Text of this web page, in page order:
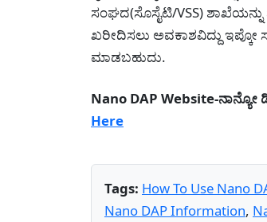
ಸಂಘದ(ಸೊಸೈಟಿ/VSS)
ಖರೀದಿಸಲು ಅವಕಾಶವಿದ್ದು ಇಪ್ಕೋ
ಮಾಡಬಹುದು.
Nano DAP Website-
Here
Tags: How To Use Nano
Nano DAP Information,